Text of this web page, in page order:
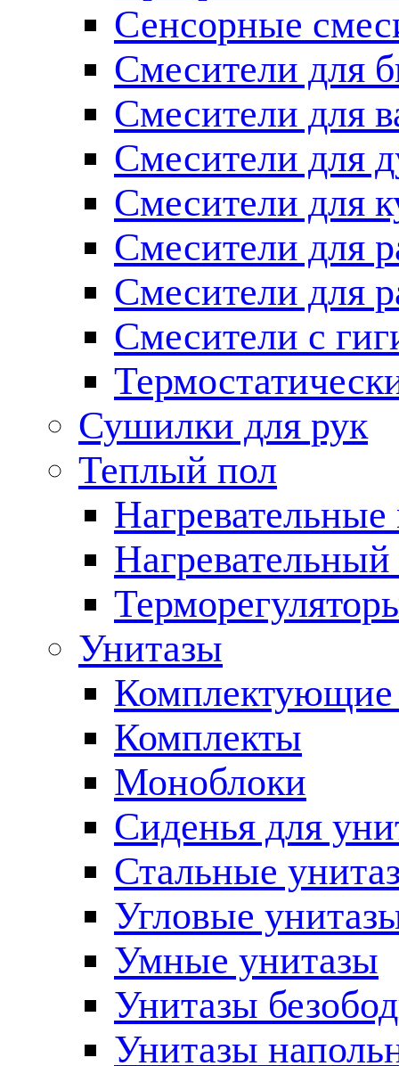
Сенсорные
Смесители для
Смесители для
Смесители для
Смесители для
Смесители для
Смесители для
Смесители с
Сушилки для рук
Теплый пол
Нагревательный
Унитазы
Комплектующие
Комплекты
Моноблоки
Сиденья для
Стальные
Угловые
Умные унитазы
Унитазы
Унитазы